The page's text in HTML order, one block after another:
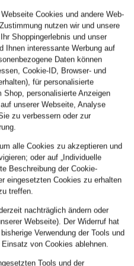
CF
adidas
OLYMPIQUE
LYONNAIS 25/26
HEIMTRIKOT
100 €
Cookies und andere Web-
nutzen wir und unsere
Shoppingerlebnis und unser
Ihnen interessante Werbung auf
Daten können
Cookie-ID, Browser- und
für personalisierte
personalisierte Anzeigen
unserer Webseite, Analyse
zu verbessern oder zur
alle Cookies zu akzeptieren und
oder auf „Individuelle
Beschreibung der Cookie-
eingesetzten Cookies zu erhalten
treffen.
nachträglich ändern oder
Webseite). Der Widerruf hat
Verwendung der Tools und
von Cookies ablehnen.
Tools und der